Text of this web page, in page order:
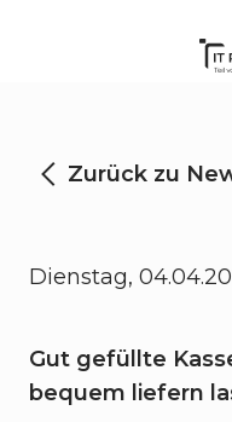
Zurück zu
Dienstag,
Gut gefüllte
bequem liefern